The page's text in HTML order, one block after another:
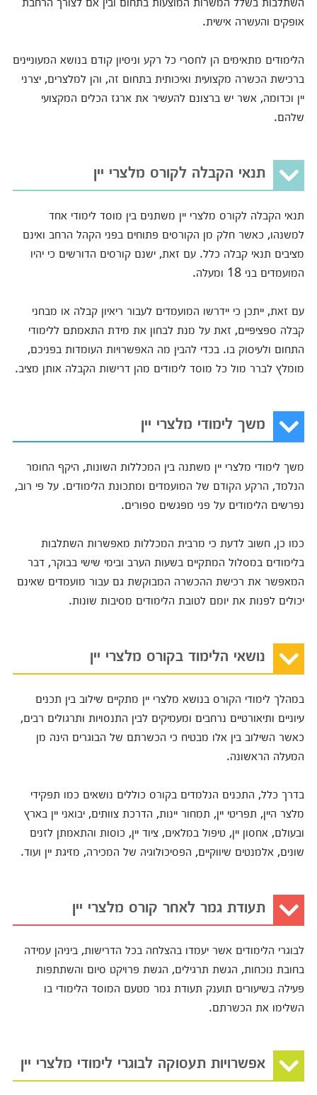
אופקים והעשרה אישית.
הלימודים מתאימים הן לחסרי כל רקע וניסיון קודם בנושא המעוניינים
ברכישת הכשרה מקצועית ואיכותית בתחום זה, והן למלצרים, יצרני
יין וכדומה, אשר יש ברצונם להעשיר את ארגז הכלים המקצועי
שלהם.
תנאי הקבלה לקורס מלצרי יין
תנאי הקבלה לקורס מלצרי יין משתנים בין מוסד לימודי אחד
למשנהו, כאשר חלק מן הקורסים פתוחים בפני הקהל הרחב ואינם
מציבים תנאי קבלה כלל. עם זאת, ישנם קורסים הדורשים כי יהיו
המועמדים בני 18 ומעלה.
עם זאת, ייתכן כי יידרשו המועמדים לעבור ריאיון קבלה או מבחני
קבלה ספציפיים, זאת על מנת לבחון את מידת התאמתם ללימודי
התחום ולעיסוק בו. בכדי להבין מה האפשרויות העומדות בפניכם,
מומלץ לברר מול כל מוסד לימודים מהן דרישות הקבלה אותן מציב.
משך לימודי מלצרי יין
משך לימודי מלצרי יין משתנה בין המכללות השונות, היקף החומר
הנלמד, הרקע הקודם של המועמדים ומתכונת הלימודים. על פי רוב,
נפרשים הלימודים על פני מפגשים ספורים.
כמו כן, חשוב לדעת כי מרבית המכללות מאפשרות השתלבות
בלימודים במסלול המתקיים בשעות הערב ובימי שישי בבוקר, דבר
המאפשר את רכישת ההכשרה המבוקשת גם עבור מועמדים שאינם
יכולים לפנות את יומם לטובת הלימודים מסיבות שונות.
נושאי הלימוד בקורס מלצרי יין
במהלך לימודי הקורס בנושא מלצרי יין מתקיים שילוב בין תכנים
עיוניים ותיאורטיים נרחבים ומעמיקים לבין התנסויות ותרגולים רבים,
כאשר השילוב בין אלו מבטיח כי הכשרתם של הבוגרים הינה מן
המעלה הראשונה.
בדרך כלל, התכנים הנלמדים בקורס כוללים נושאים כמו תפקידי
מלצר היין, תפריטי יין, תמחור יינות, הדרכת צוותים, יבואני יין בארץ
ובעולם, אחסון יין, טיפול במלאים, ציוד יין, כוסות והתאמתן לזנים
שונים, אלמנטים שיווקיים, הפסיכולוגיה של המכירה, מזיגת יין ועוד.
תעודת גמר לאחר קורס מלצרי יין
לבוגרי הלימודים אשר יעמדו בהצלחה בכל הדרישות, ביניהן עמידה
בחובת נוכחות, הגשת תרגילים, הגשת פרויקט סיום והשתתפות
פעילה בשיעורים תוענק תעודת גמר מטעם המוסד הלימודי בו
השלימו את הכשרתם.
אפשרויות תעסוקה לבוגרי לימודי מלצרי יין